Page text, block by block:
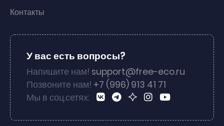
Контакты
У вас есть вопросы?
Напишите нам! support@free-eco.ru
Позвоните нам! +7 (996) 913 41 71
Мы в соц.сетях: